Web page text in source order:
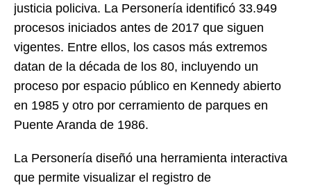
justicia policiva. La Personería identificó 33.949
procesos iniciados antes de 2017 que siguen
vigentes. Entre ellos, los casos más extremos
datan de la década de los 80, incluyendo un
proceso por espacio público en Kennedy abierto
en 1985 y otro por cerramiento de parques en
Puente Aranda de 1986.
La Personería diseñó una herramienta interactiva
que permite visualizar el registro de